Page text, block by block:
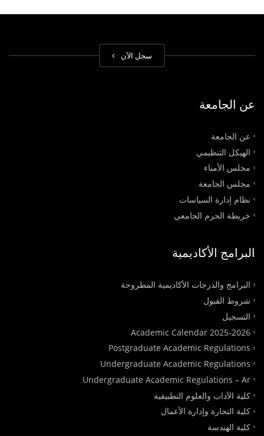
سجل الآن
عن الجامعة
عن الجامعة
الهيكل التنظيمي
مجلس الأمناء
مجلس الجامعة
نظام إدارة السياسات
خريطة الحرم الجامعي
البرامج الأكاديمية
البرامج والدرجات الأكاديمية المطروحة
شروط القبول
التسجيل
Academic Calendar 2025-2026
Postgraduate Academic Regulations
Undergraduate Academic Regulations
Undergraduate Academic Regulations – Ar
كلية الآداب والعلوم التطبيقية
كلية التجارة وإدارة الأعمال
كلية الهندسة